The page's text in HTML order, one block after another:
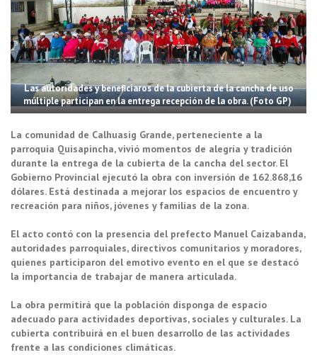
Las autoridades y beneficiaros de la cubierta de la cancha de uso
múltiple participan en la entrega recepción de la obra. (Foto GP)
La comunidad de Calhuasig Grande, perteneciente a la
parroquia Quisapincha, vivió momentos de alegría y tradición
durante la entrega de la cubierta de la cancha del sector. El
Gobierno Provincial ejecutó la obra con inversión de 162.868,16
dólares. Está destinada a mejorar los espacios de encuentro y
recreación para niños, jóvenes y familias de la zona.
El acto contó con la presencia del prefecto Manuel Caizabanda,
autoridades parroquiales, directivos comunitarios y moradores,
quienes participaron del emotivo evento en el que se destacó
la importancia de trabajar de manera articulada.
La obra permitirá que la población disponga de espacio
adecuado para actividades deportivas, sociales y culturales. La
cubierta contribuirá en el buen desarrollo de las actividades
frente a las condiciones climáticas.